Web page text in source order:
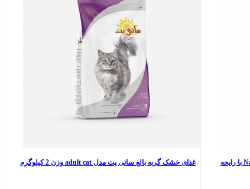
ادوپرفیوم زنانه رمینیسنس مدل Narciso Rodriguez با رایحه
غذای خشک گربه بالغ سانی پت مدل adult cat وزن 2 کیلوگرم